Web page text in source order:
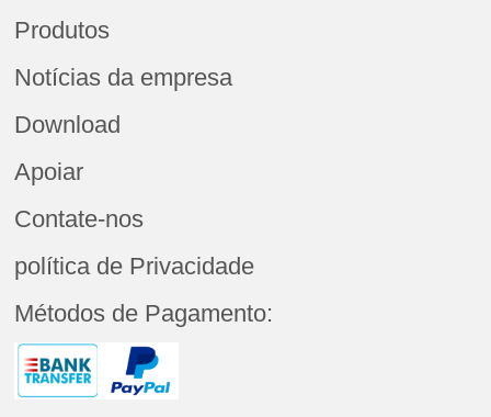
Produtos
Notícias da empresa
Download
Apoiar
Contate-nos
política de Privacidade
Métodos de Pagamento: